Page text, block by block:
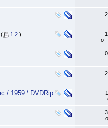
( 1 2 )
от
/ 1959 / DVDRip